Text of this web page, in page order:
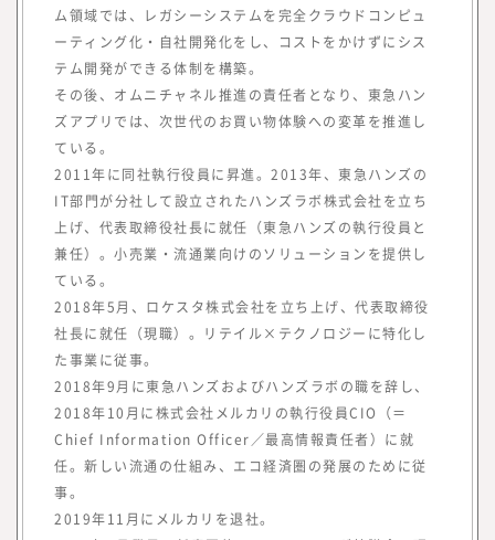
みらいワークス総合研究所 所長
岡本 祥治
Nagaharu Okamoto
1976年生まれ、慶應義塾大学理工学部
卒。アクセンチュア、ベンチャー企業を
経て、47都道府県を旅する過程で「日本
を元気にしたいという思いが強くなり、
起業を決意。2012年、みらいワークスを
設立し、2017年に東証マザーズ（現・東
証グロース）上場を果たす。
『みらいワークス総合研究所』を運営する株
式会社みらいワークスは、「日本のみらいの
ム領域では、レガシーシステムを完全クラウドコンピュ
ーティング化・自社開発化をし、コストをかけずにシス
テム開発ができる体制を構築。
その後、オムニチャネル推進の責任者となり、東急ハン
ズアプリでは、次世代のお買い物体験への変革を推進し
ている。
2011年に同社執行役員に昇進。2013年、東急ハンズの
IT部門が分社して設立されたハンズラボ株式会社を立ち
上げ、代表取締役社長に就任（東急ハンズの執行役員と
兼任）。小売業・流通業向けのソリューションを提供し
ている。
2018年5月、ロケスタ株式会社を立ち上げ、代表取締役
社長に就任（現職）。リテイル×テクノロジーに特化し
た事業に従事。
2018年9月に東急ハンズおよびハンズラボの職を辞し、
2018年10月に株式会社メルカリの執行役員CIO（＝
Chief Information Officer／最高情報責任者）に就
任。新しい流通の仕組み、エコ経済圏の発展のために従
事。
2019年11月にメルカリを退社。